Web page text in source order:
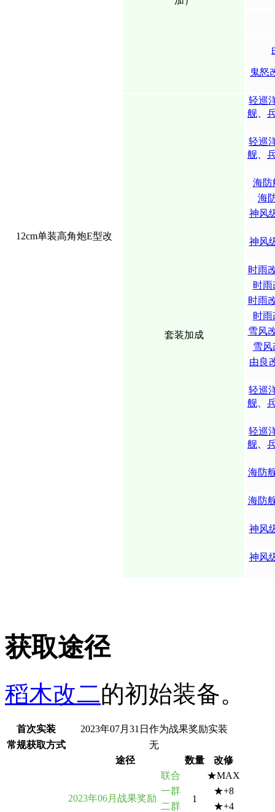
12cm单装高角炮E型改
鬼怒
套装加成
轻巡
舰
轻巡
舰
海防
海
神风
神风
时雨
时雨
时雨
时雨
雪风
雪风
由良
轻巡
舰
轻巡
舰
海防
海防
神风
神风
获取途径
稻木改二的初始装备。
首次实装
2023年07月31日作为战果奖励实装
常规获取方式
无
途径 数量 改修
2023年06月战果奖励
联合
1
★MAX
一群
★+8
二群
★+4